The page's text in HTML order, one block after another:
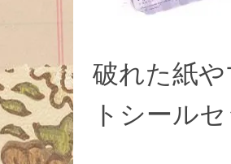
破れた紙
トシール